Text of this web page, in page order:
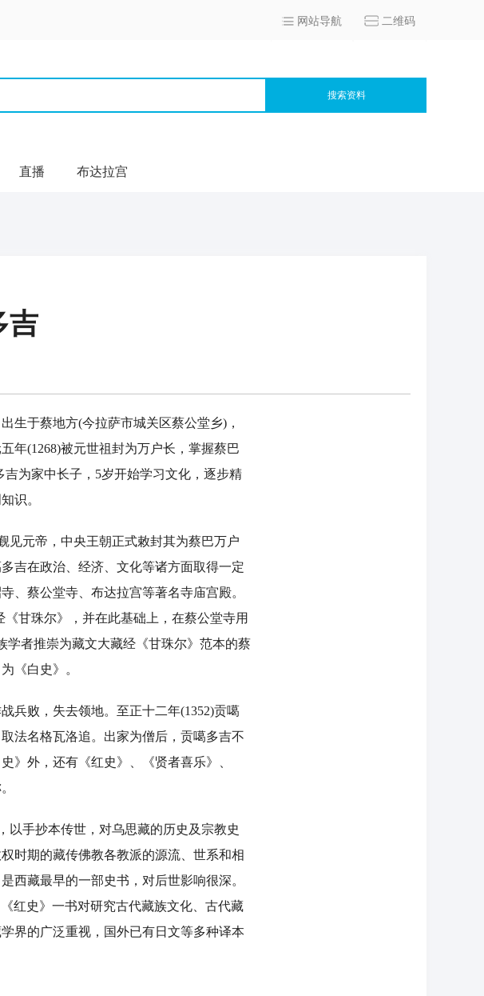
网站导航 二维码
搜索资料
直播 布达拉宫
吉
于蔡地方(今拉萨市城关区蔡公堂乡)，
年(1268)被元世祖封为万户长，掌握蔡巴
为家中长子，5岁开始学习文化，逐步精
识。
元帝，中央王朝正式敕封其为蔡巴万户
吉在政治、经济、文化等诸方面取得一定
、蔡公堂寺、布达拉宫等著名寺庙宫殿。
甘珠尔》，并在此基础上，在蔡公堂寺用
学者推崇为藏文大藏经《甘珠尔》范本的蔡
《白史》。
败，失去领地。至正十二年(1352)贡噶
法名格瓦洛追。出家为僧后，贡噶多吉不
》外，还有《红史》、《贤者喜乐》、
手抄本传世，对乌思藏的历史及宗教史
时期的藏传佛教各教派的源流、世系和相
西藏最早的一部史书，对后世影响很深。
红史》一书对研究古代藏族文化、古代藏
界的广泛重视，国外已有日文等多种译本